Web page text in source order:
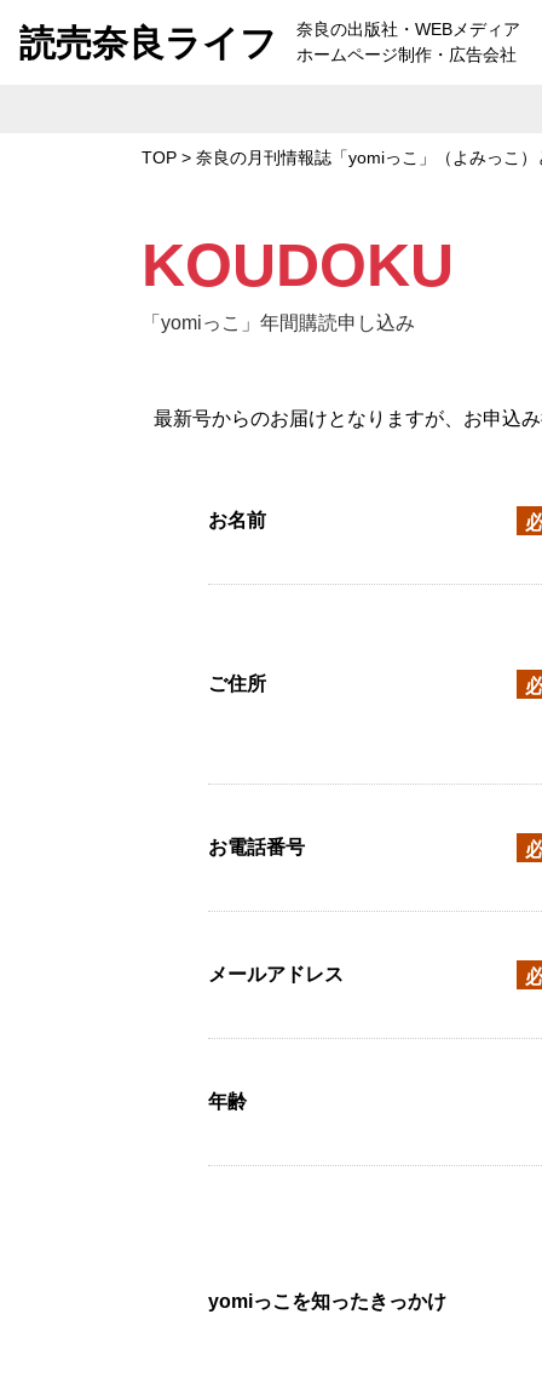
読売奈良ライフ
奈良の出版社・WEBメディア
ホームページ制作・広告会社
TOP > 奈良の月刊情報誌「yomiっこ」（よみっこ）
KOUDOKU
「yomiっこ」年間購読申し込み
最新号からのお届けとなりますが、お申込
お名前
ご住所
お電話番号
メールアドレス
年齢
yomiっこを知ったきっかけ